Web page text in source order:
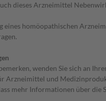
dieses Arzneimittel
eines homöopathischen
wenden Sie sich an
Arzneimittel und
mehr Informationen über